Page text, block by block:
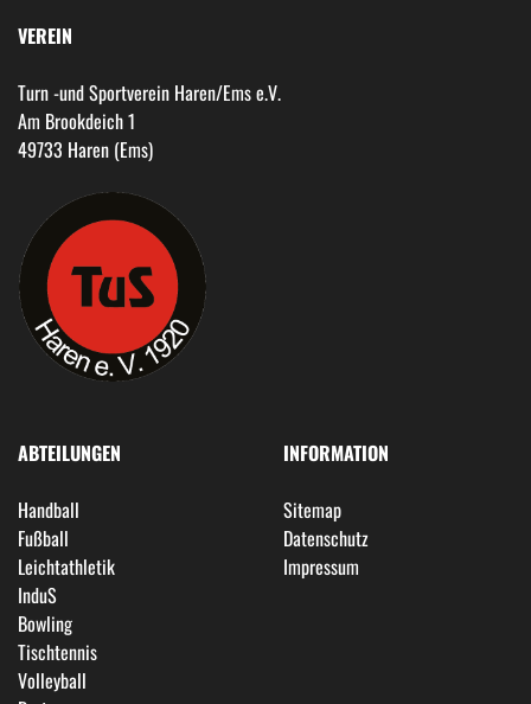
VEREIN
Turn -und Sportverein Haren/Ems e.V.
Am Brookdeich 1
49733 Haren (Ems)
ABTEILUNGEN
Handball
Fußball
Leichtathletik
InduS
Bowling
Tischtennis
Volleyball
INFORMATION
Sitemap
Datenschutz
Impressum